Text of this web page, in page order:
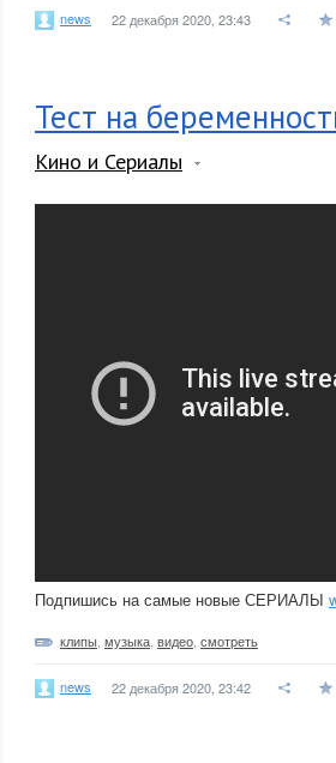
news 22 декабря 2020, 23:43
Тест на
Кино и Сериалы
Подпишись на самые новые СЕРИАЛЫ
клипы музыка видео смотреть
news 22 декабря 2020, 23:42